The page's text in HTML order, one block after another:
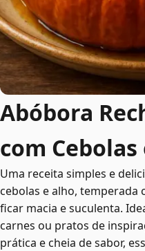
Abóbora
com
Uma receita simples e
cebolas e alho, temperada
ficar macia e suculenta.
carnes ou pratos de
prática e cheia de sabor,